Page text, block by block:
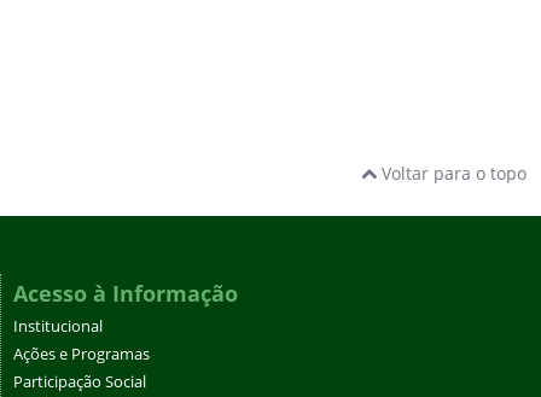
Voltar para o topo
Acesso à Informação
Institucional
Ações e Programas
Participação Social